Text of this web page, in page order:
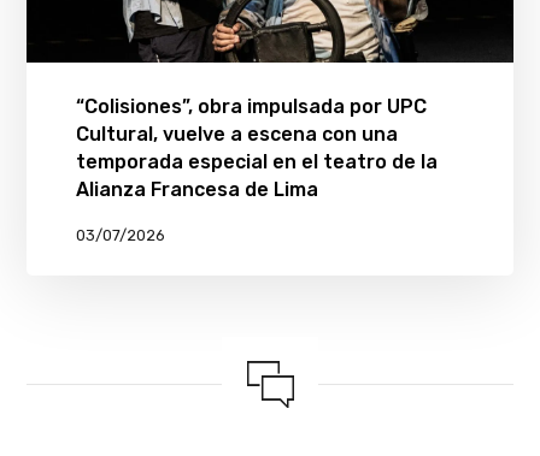
“Colisiones”, obra impulsada por UPC
Cultural, vuelve a escena con una
temporada especial en el teatro de la
Alianza Francesa de Lima
03/07/2026